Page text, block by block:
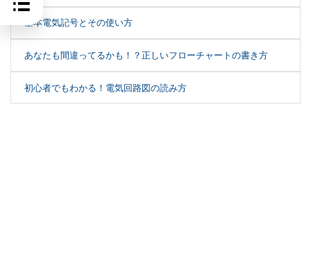
基本電気記号とその使い方
あなたも間違ってるかも！？正しいフローチャートの書き方
初心者でもわかる！電気回路図の読み方